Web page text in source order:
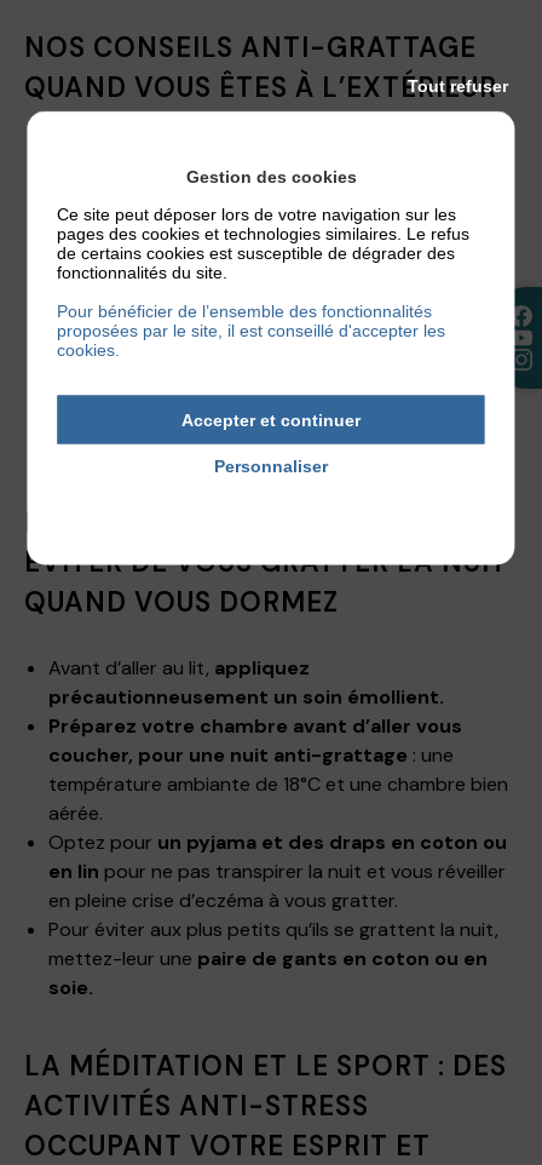
NOS CONSEILS ANTI-GRATTAGE
QUAND VOUS ÊTES À L’EXTÉRIEUR
optez pour des vêtements amples pour éviter
les frottements, aux matières non-irritantes
comme la soie, le lin ou le coton.Exit les matières
qui grattent comme la laine.
grattagecontenant un objet anti-stress et vos
soins émollients. Une trousse qui viendra à votre
moments où vous ne voulez pas que votre peau
fasse des siennes.
NOS CONSEILS ET ASTUCES POUR
ÉVITER DE VOUS GRATTER LA NUIT
QUAND VOUS DORMEZ
Avant d’aller au lit, appliquez
précautionneusement un soin émollient.
Préparez votre chambre avant d’aller vous
coucher, pour une nuit anti-grattage : une
température ambiante de 18°C et une chambre bien
aérée.
Optez pour un pyjama et des draps en coton ou
en lin pour ne pas transpirer la nuit et vous réveiller
en pleine crise d’eczéma à vous gratter.
Pour éviter aux plus petits qu’ils se grattent la nuit,
mettez-leur une paire de gants en coton ou en
soie.
LA MÉDITATION ET LE SPORT : DES
ACTIVITÉS ANTI-STRESS
OCCUPANT VOTRE ESPRIT ET
Gestion des cookies
Ce site peut déposer lors de votre navigation sur les
pages des cookies et technologies similaires. Le refus
de certains cookies est susceptible de dégrader des
fonctionnalités du site.
Pour bénéficier de l’ensemble des fonctionnalités
proposées par le site, il est conseillé d'accepter les
cookies.
Accepter et continuer
Tout refuser
Personnaliser